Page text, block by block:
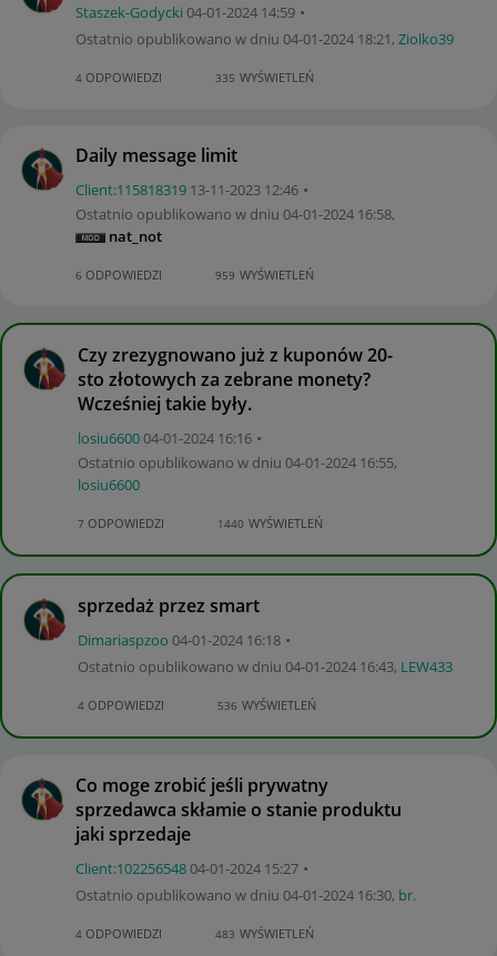
Staszek-Godycki ‎04-01-2024 14:59
Ostatnio opublikowano w dniu ‎04-01-2024 18:21, Ziolko39
4 ODPOWIEDZI 335 WYŚWIETLEŃ
Daily message limit
Client:115818319 ‎13-11-2023 12:46
Ostatnio opublikowano w dniu ‎04-01-2024 16:58,
nat_not
6 ODPOWIEDZI 959 WYŚWIETLEŃ
Czy zrezygnowano już z kuponów 20-
sto złotowych za zebrane monety?
Wcześniej takie były.
losiu6600‎04-01-2024 16:16
Ostatnio opublikowano w dniu ‎04-01-2024 16:55,
losiu6600
7 ODPOWIEDZI 1440 WYŚWIETLEŃ
sprzedaż przez smart
Dimariaspzoo ‎04-01-2024 16:18
Ostatnio opublikowano w dniu ‎04-01-2024 16:43, LEW433
4 ODPOWIEDZI 536 WYŚWIETLEŃ
Co moge zrobić jeśli prywatny
sprzedawca skłamie o stanie produktu
jaki sprzedaje
Client:102256548‎04-01-2024 15:27
Ostatnio opublikowano w dniu ‎04-01-2024 16:30, br.
4 ODPOWIEDZI 483 WYŚWIETLEŃ